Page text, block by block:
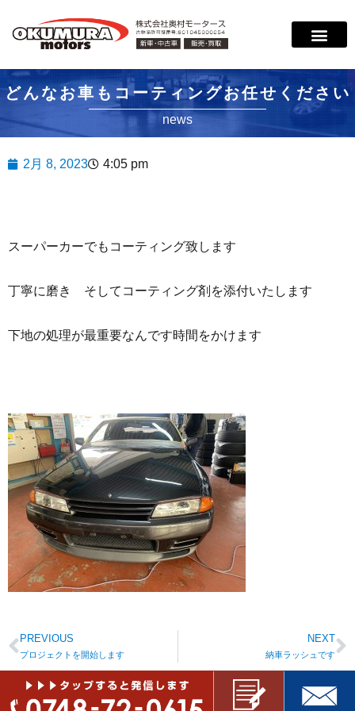
どんなお車もコーティングお任せください
news
2月 8, 2023 4:05 pm
スーパーカーでもコーティング致します
丁寧に磨き そしてコーティング剤を添付いたします
下地の処理が最重要なんです時間をかけます
PREVIOUS
プロジェクトを開始します
NEXT
納車ラッシュです